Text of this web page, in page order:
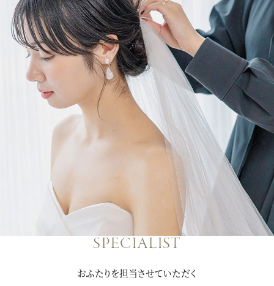
SPECIALIST
おふたりを担当させていただく